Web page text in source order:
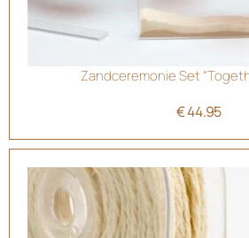
Zandceremonie Set
€44.95